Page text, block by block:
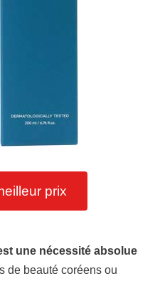
prix
une nécessité absolue
de beauté coréens ou